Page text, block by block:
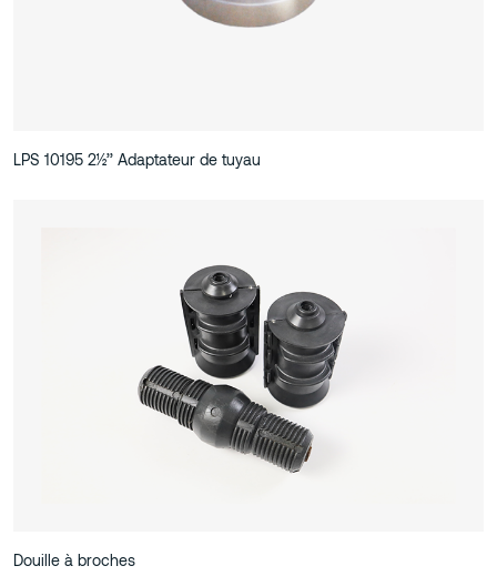
LPS 10195 2½’’ Adaptateur de tuyau
Douille à broches